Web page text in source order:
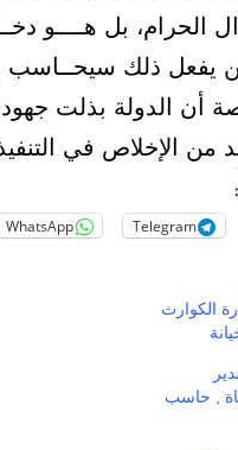
الحرام، بل هــــو
يفعل ذلك سيحــاسب
أن الدولة بذلت
من الإخلاص في
Telegram
WhatsApp
الكوارث
, حاسب